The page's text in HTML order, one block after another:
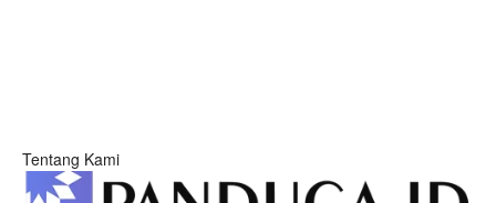
Tentang Kami